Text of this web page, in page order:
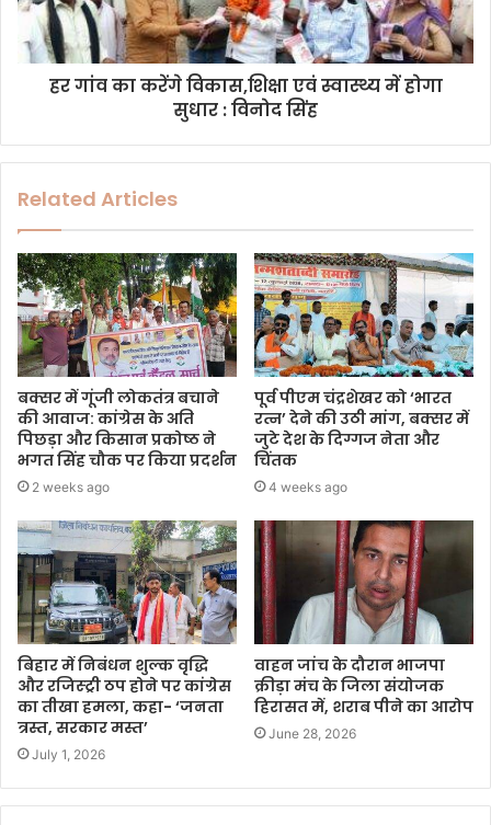
हर गांव का करेंगे विकास,शिक्षा एवं स्वास्थ्य में होगा
सुधार : विनोद सिंह
Related Articles
बक्सर में गूंजी लोकतंत्र बचाने
की आवाज: कांग्रेस के अति
पिछड़ा और किसान प्रकोष्ठ ने
भगत सिंह चौक पर किया प्रदर्शन
2 weeks ago
पूर्व पीएम चंद्रशेखर को ‘भारत
रत्न’ देने की उठी मांग, बक्सर में
जुटे देश के दिग्गज नेता और
चिंतक
4 weeks ago
​बिहार में निबंधन शुल्क वृद्धि
और रजिस्ट्री ठप होने पर कांग्रेस
का तीखा हमला, कहा- ‘जनता
त्रस्त, सरकार मस्त’
July 1, 2026
वाहन जांच के दौरान भाजपा
क्रीड़ा मंच के जिला संयोजक
हिरासत में, शराब पीने का आरोप
June 28, 2026